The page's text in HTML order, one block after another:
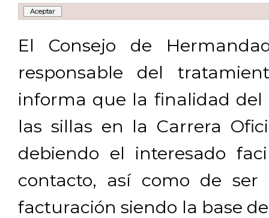
El Consejo de
responsable del
informa que la finalidad del
las sillas en la Carrera
debiendo el interesado
contacto, así como de ser
facturación siendo la base